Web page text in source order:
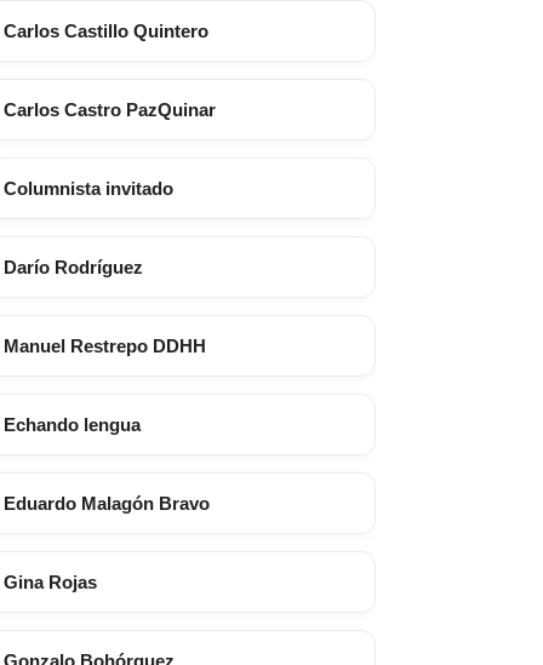
Carlos Castillo Quintero
Carlos Castro PazQuinar
Columnista invitado
Darío Rodríguez
Manuel Restrepo DDHH
Echando lengua
Eduardo Malagón Bravo
Gina Rojas
Gonzalo Bohórquez